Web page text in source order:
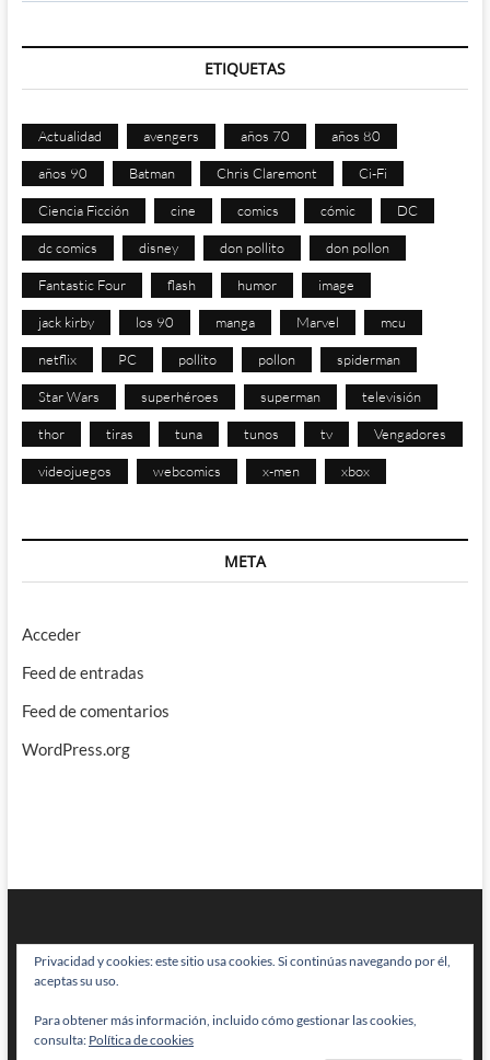
ETIQUETAS
Actualidad avengers años 70 años 80
años 90 Batman Chris Claremont Ci-Fi
Ciencia Ficción cine comics cómic DC
dc comics disney don pollito don pollon
Fantastic Four flash humor image
jack kirby los 90 manga Marvel mcu
netflix PC pollito pollon spiderman
Star Wars superhéroes superman televisión
thor tiras tuna tunos tv Vengadores
videojuegos webcomics x-men xbox
META
Acceder
Feed de entradas
Feed de comentarios
WordPress.org
BRAINSTOMPING| Diseñado por:Theme Freesia|WordPress| © Todos
los derechos reservados
Privacidad y cookies: este sitio usa cookies. Si continúas navegando por él,
aceptas su uso.
Para obtener más información, incluido cómo gestionar las cookies,
consulta: Política de cookies